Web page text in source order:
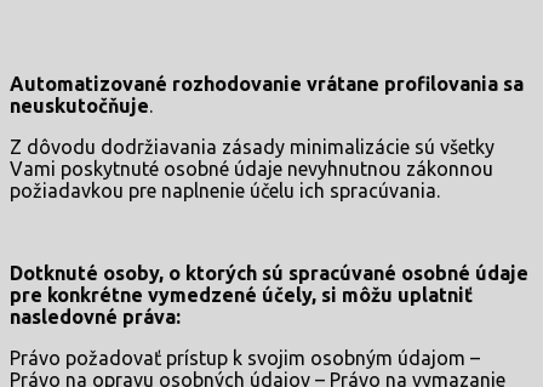
Automatizované rozhodovanie vrátane profilovania sa
neuskutočňuje.
Z dôvodu dodržiavania zásady minimalizácie sú všetky
Vami poskytnuté osobné údaje nevyhnutnou zákonnou
požiadavkou pre naplnenie účelu ich spracúvania.
Dotknuté osoby, o ktorých sú spracúvané osobné údaje
pre konkrétne vymedzené účely, si môžu uplatniť
nasledovné práva:
Právo požadovať prístup k svojim osobným údajom –
Právo na opravu osobných údajov – Právo na vymazanie